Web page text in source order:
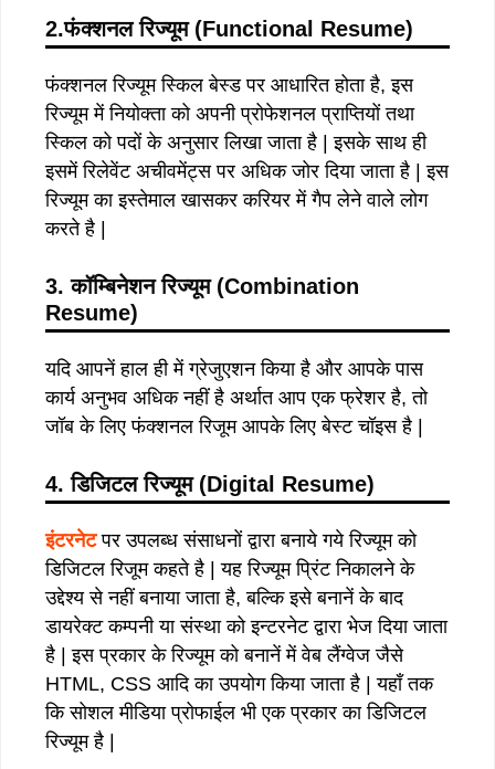
2.फंक्शनल रिज्यूम (Functional Resume)
फंक्शनल रिज्यूम स्किल बेस्ड पर आधारित होता है, इस
रिज्यूम में नियोक्ता को अपनी प्रोफेशनल प्राप्तियों तथा
स्किल को पदों के अनुसार लिखा जाता है | इसके साथ ही
इसमें रिलेवेंट अचीवमेंट्स पर अधिक जोर दिया जाता है | इस
रिज्यूम का इस्तेमाल खासकर करियर में गैप लेने वाले लोग
करते है |
3. कॉम्बिनेशन रिज्यूम (Combination
Resume)
यदि आपनें हाल ही में ग्रेजुएशन किया है और आपके पास
कार्य अनुभव अधिक नहीं है अर्थात आप एक फ्रेशर है, तो
जॉब के लिए फंक्शनल रिजूम आपके लिए बेस्ट चॉइस है |
4. डिजिटल रिज्यूम (Digital Resume)
इंटरनेट पर उपलब्ध संसाधनों द्वारा बनाये गये रिज्यूम को
डिजिटल रिजूम कहते है | यह रिज्यूम प्रिंट निकालने के
उद्देश्य से नहीं बनाया जाता है, बल्कि इसे बनानें के बाद
डायरेक्ट कम्पनी या संस्था को इन्टरनेट द्वारा भेज दिया जाता
है | इस प्रकार के रिज्यूम को बनानें में वेब लैंग्वेज जैसे
HTML, CSS आदि का उपयोग किया जाता है | यहाँ तक
कि सोशल मीडिया प्रोफाईल भी एक प्रकार का डिजिटल
रिज्यूम है |